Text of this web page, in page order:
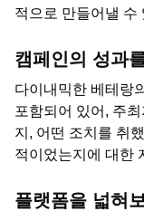
적으로 만들어낼 수
캠페인의 성과
다이내믹한 베테랑
포함되어 있어, 주
지, 어떤 조치를 취
적이었는지에 대한
플랫폼을 넓혀